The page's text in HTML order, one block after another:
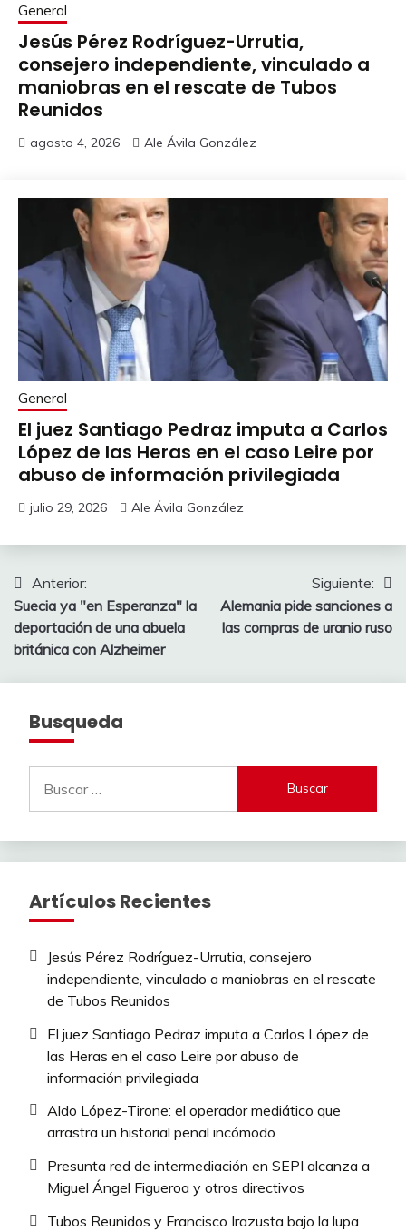
General
Jesús Pérez Rodríguez-Urrutia,
consejero independiente, vinculado a
maniobras en el rescate de Tubos
Reunidos
agosto 4, 2026 Ale Ávila González
General
El juez Santiago Pedraz imputa a Carlos
López de las Heras en el caso Leire por
abuso de información privilegiada
julio 29, 2026 Ale Ávila González
Navegación
de
entradas
Anterior:
Suecia ya "en Esperanza" la
deportación de una abuela
británica con Alzheimer
Siguiente:
Alemania pide sanciones a
las compras de uranio ruso
Busqueda
Artículos Recientes
Jesús Pérez Rodríguez-Urrutia, consejero
independiente, vinculado a maniobras en el rescate
de Tubos Reunidos
El juez Santiago Pedraz imputa a Carlos López de
las Heras en el caso Leire por abuso de
información privilegiada
Aldo López-Tirone: el operador mediático que
arrastra un historial penal incómodo
Presunta red de intermediación en SEPI alcanza a
Miguel Ángel Figueroa y otros directivos
Tubos Reunidos y Francisco Irazusta bajo la lupa